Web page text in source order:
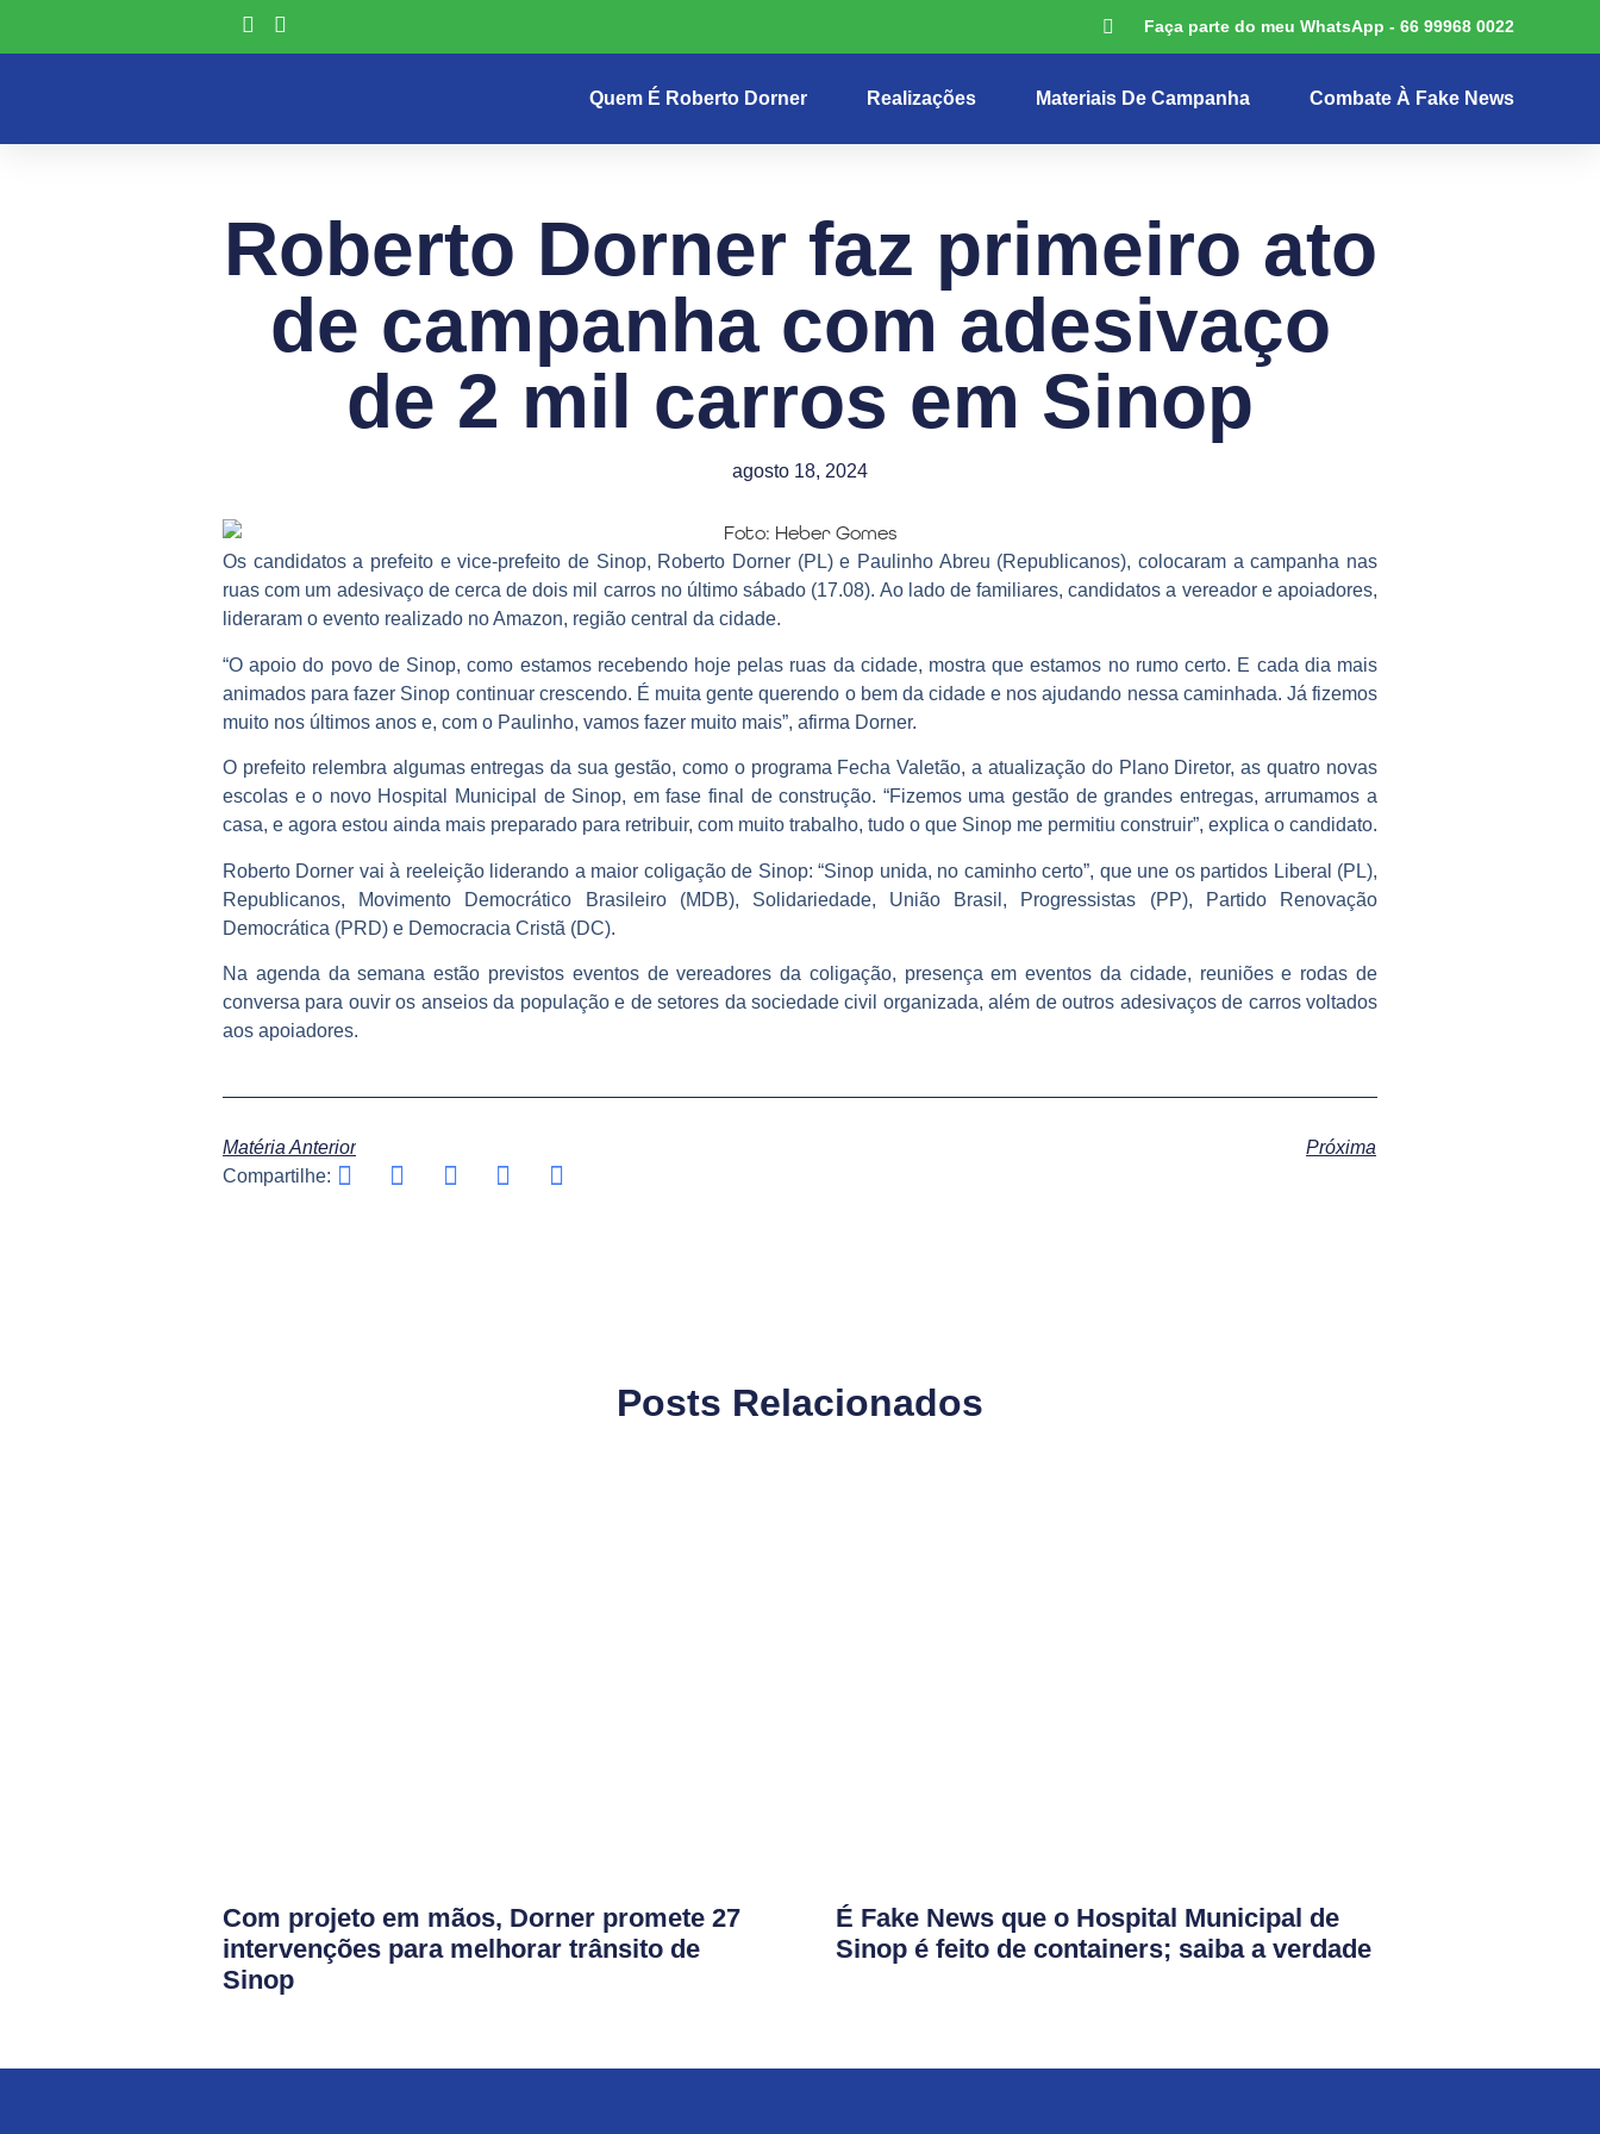
Faça parte do meu WhatsApp - 66 99968 0022
Quem É Roberto Dorner Realizações Materiais De Campanha Combate À Fake News
Roberto Dorner faz primeiro ato
de campanha com adesivaço
de 2 mil carros em Sinop
agosto 18, 2024
Os candidatos a prefeito e vice-prefeito de Sinop, Roberto Dorner (PL) e Paulinho Abreu (Republicanos), colocaram a campanha nas
ruas com um adesivaço de cerca de dois mil carros no último sábado (17.08). Ao lado de familiares, candidatos a vereador e apoiadores,
lideraram o evento realizado no Amazon, região central da cidade.
“O apoio do povo de Sinop, como estamos recebendo hoje pelas ruas da cidade, mostra que estamos no rumo certo. E cada dia mais
animados para fazer Sinop continuar crescendo. É muita gente querendo o bem da cidade e nos ajudando nessa caminhada. Já fizemos
muito nos últimos anos e, com o Paulinho, vamos fazer muito mais”, afirma Dorner.
O prefeito relembra algumas entregas da sua gestão, como o programa Fecha Valetão, a atualização do Plano Diretor, as quatro novas
escolas e o novo Hospital Municipal de Sinop, em fase final de construção. “Fizemos uma gestão de grandes entregas, arrumamos a
casa, e agora estou ainda mais preparado para retribuir, com muito trabalho, tudo o que Sinop me permitiu construir”, explica o candidato.
Roberto Dorner vai à reeleição liderando a maior coligação de Sinop: “Sinop unida, no caminho certo”, que une os partidos Liberal (PL),
Republicanos, Movimento Democrático Brasileiro (MDB), Solidariedade, União Brasil, Progressistas (PP), Partido Renovação
Democrática (PRD) e Democracia Cristã (DC).
Na agenda da semana estão previstos eventos de vereadores da coligação, presença em eventos da cidade, reuniões e rodas de
conversa para ouvir os anseios da população e de setores da sociedade civil organizada, além de outros adesivaços de carros voltados
aos apoiadores.
Matéria Anterior
Próxima
Compartilhe:
Posts Relacionados
Com projeto em mãos, Dorner promete 27
intervenções para melhorar trânsito de
Sinop
É Fake News que o Hospital Municipal de
Sinop é feito de containers; saiba a verdade